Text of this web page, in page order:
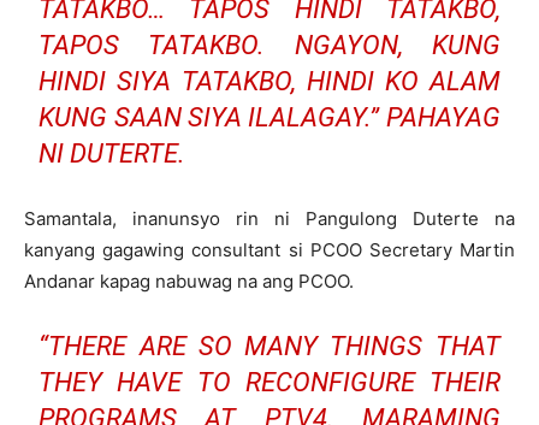
TATAKBO… TAPOS HINDI TATAKBO,
TAPOS TATAKBO. NGAYON, KUNG
HINDI SIYA TATAKBO, HINDI KO ALAM
KUNG SAAN SIYA ILALAGAY.” PAHAYAG
NI DUTERTE.
Samantala, inanunsyo rin ni Pangulong Duterte na
kanyang gagawing consultant si PCOO Secretary Martin
Andanar kapag nabuwag na ang PCOO.
“THERE ARE SO MANY THINGS THAT
THEY HAVE TO RECONFIGURE THEIR
PROGRAMS AT PTV4. MARAMING